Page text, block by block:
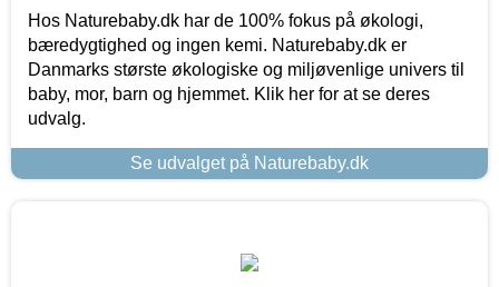
Hos Naturebaby.dk har de 100% fokus på økologi,
bæredygtighed og ingen kemi. Naturebaby.dk er
Danmarks største økologiske og miljøvenlige univers til
baby, mor, barn og hjemmet. Klik her for at se deres
udvalg.
Se udvalget på Naturebaby.dk